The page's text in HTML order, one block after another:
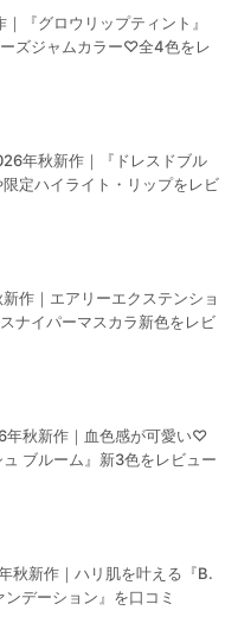
『グロウリップティント』
ズジャムカラー♡全4色をレ
年秋新作｜『ドレスドブル
定ハイライト・リップをレビ
作｜エアリーエクステンショ
ナイパーマスカラ新色をレビ
年秋新作｜血色感が可愛い♡
ュ ブルーム』新3色をレビュー
秋新作｜ハリ肌を叶える『B.
デーション』を口コミ